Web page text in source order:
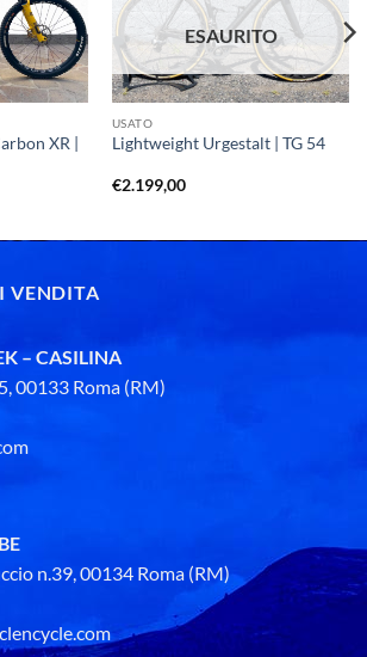
XR |
ESAURITO
USATO
Lightweight Urgestalt | TG 54
€2.199,00
VENDITA
– CASILINA
00133 Roma (RM)
n.39, 00134 Roma (RM)